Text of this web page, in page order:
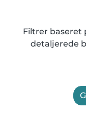
Filtrer baseret
detaljerede